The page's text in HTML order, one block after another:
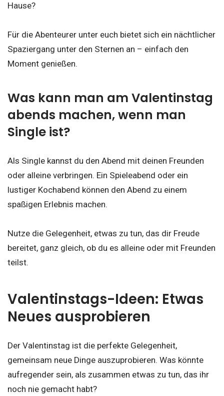
Hause?
Für die Abenteurer unter euch bietet sich ein nächtlicher
Spaziergang unter den Sternen an – einfach den
Moment genießen.
Was kann man am Valentinstag
abends machen, wenn man
Single ist?
Als Single kannst du den Abend mit deinen Freunden
oder alleine verbringen. Ein Spieleabend oder ein
lustiger Kochabend können den Abend zu einem
spaßigen Erlebnis machen.
Nutze die Gelegenheit, etwas zu tun, das dir Freude
bereitet, ganz gleich, ob du es alleine oder mit Freunden
teilst.
Valentinstags-Ideen: Etwas
Neues ausprobieren
Der Valentinstag ist die perfekte Gelegenheit,
gemeinsam neue Dinge auszuprobieren. Was könnte
aufregender sein, als zusammen etwas zu tun, das ihr
noch nie gemacht habt?